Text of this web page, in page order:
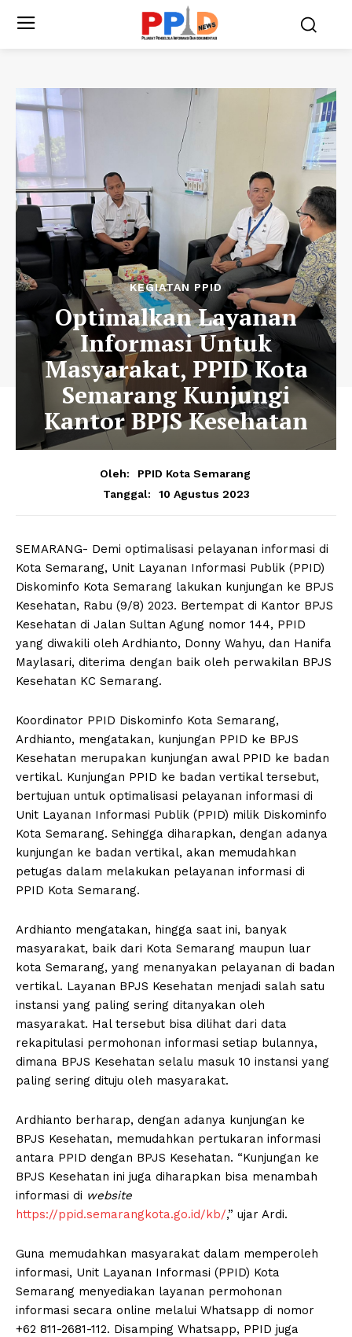
KEGIATAN PPID
Optimalkan Layanan
Informasi Untuk
Masyarakat, PPID Kota
Semarang Kunjungi
Kantor BPJS Kesehatan
Oleh:
PPID Kota Semarang
Tanggal:
10 Agustus 2023
SEMARANG- Demi optimalisasi pelayanan informasi di
Kota Semarang, Unit Layanan Informasi Publik (PPID)
Diskominfo Kota Semarang lakukan kunjungan ke BPJS
Kesehatan, Rabu (9/8) 2023. Bertempat di Kantor BPJS
Kesehatan di Jalan Sultan Agung nomor 144, PPID
yang diwakili oleh Ardhianto, Donny Wahyu, dan Hanifa
Maylasari, diterima dengan baik oleh perwakilan BPJS
Kesehatan KC Semarang.
Koordinator PPID Diskominfo Kota Semarang,
Ardhianto, mengatakan, kunjungan PPID ke BPJS
Kesehatan merupakan kunjungan awal PPID ke badan
vertikal. Kunjungan PPID ke badan vertikal tersebut,
bertujuan untuk optimalisasi pelayanan informasi di
Unit Layanan Informasi Publik (PPID) milik Diskominfo
Kota Semarang. Sehingga diharapkan, dengan adanya
kunjungan ke badan vertikal, akan memudahkan
petugas dalam melakukan pelayanan informasi di
PPID Kota Semarang.
Ardhianto mengatakan, hingga saat ini, banyak
masyarakat, baik dari Kota Semarang maupun luar
kota Semarang, yang menanyakan pelayanan di badan
vertikal. Layanan BPJS Kesehatan menjadi salah satu
instansi yang paling sering ditanyakan oleh
masyarakat. Hal tersebut bisa dilihat dari data
rekapitulasi permohonan informasi setiap bulannya,
dimana BPJS Kesehatan selalu masuk 10 instansi yang
paling sering dituju oleh masyarakat.
Ardhianto berharap, dengan adanya kunjungan ke
BPJS Kesehatan, memudahkan pertukaran informasi
antara PPID dengan BPJS Kesehatan. “Kunjungan ke
BPJS Kesehatan ini juga diharapkan bisa menambah
informasi di website
https://ppid.semarangkota.go.id/kb/,” ujar Ardi.
Guna memudahkan masyarakat dalam memperoleh
informasi, Unit Layanan Informasi (PPID) Kota
Semarang menyediakan layanan permohonan
informasi secara online melalui Whatsapp di nomor
+62 811-2681-112. Disamping Whatsapp, PPID juga